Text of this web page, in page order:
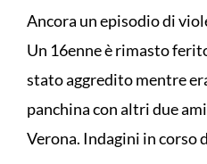
Ancora un episodio di
Un 16enne è rimasto
stato aggredito mentre
panchina con altri due
Verona. Indagini in corso